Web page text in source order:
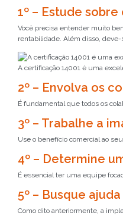
1º – Estude sobre
Você precisa entender muito
rentabilidade. Além disso, deve-
A certificação 14001 é uma
2º – Envolva os
É fundamental que todos os
3º – Trabalhe a
Use o benefício comercial ao
4º – Determine
É essencial ter uma equipe
5º – Busque
Como dito anteriormente, a